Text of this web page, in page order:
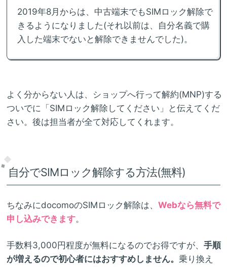
2019年8月からは、中古端末でもSIMロック解除で
きるようになりました(それ以前は、自分名義で購
入した端末でないと解除できませんでした)。
よく分からない人は、ショップへ行って解約(MNP)する
ついでに「SIMロック解除してください」と伝えてくだ
さい。後は担当者が全て対応してくれます。
自分でSIMロック解除する方法(無料)
ちなみにdocomoのSIMロック解除は、 Webなら無料で
申し込みできます。
手数料3,000円程度が無料になるのでお得ですが、 手順
が増えるので初心者にはおすすめしません。 乗り換え